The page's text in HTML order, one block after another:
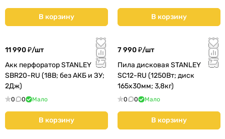
В корзину В корзину
11 990 ₽/шт
Акк перфоратор STANLEY
SBR20-RU (18В; без АКБ и ЗУ;
2Дж)
0 0 Мало
В корзину
7 990 ₽/шт
Пила дисковая STANLEY
SC12-RU (1250Вт; диск
165х30мм; 3,8кг)
0 0 Мало
В корзину